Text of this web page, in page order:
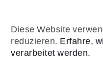
Diese Website
reduzieren. Erfahre,
verarbeitet werden.